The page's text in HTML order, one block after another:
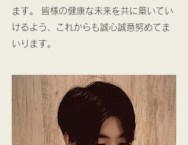
ます。 皆様の健康な未来を共に築いてい
けるよう、これからも誠心誠意努めてま
いります。